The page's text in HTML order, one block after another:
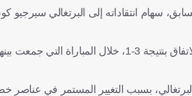
سهام انتقاداته إلى البرتغالي سيرجيو
وقاد كونسيساو فريق الاتحاد للفوز على الاتفاق
بسبب التغيير المستمر في عناصر خط